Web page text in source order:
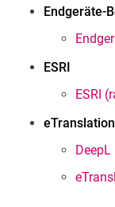
Endgeräte-
ESRI
ESRI
eTranslation